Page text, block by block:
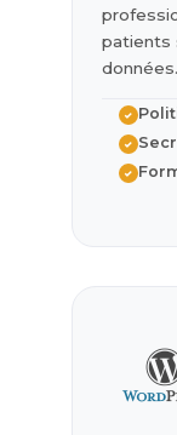
patients
données.
✓
✓
✓